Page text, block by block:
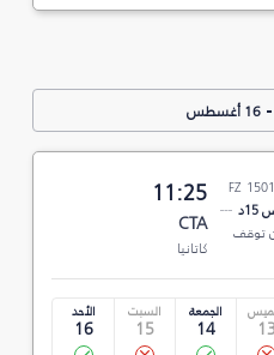
-16 أغسطس
توقف
11:25
CTA
كاتانيا
13
الجمعة
14
السبت
15
الأحد
16